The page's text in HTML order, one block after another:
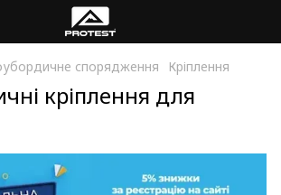
спорядження Кріплення
кріплення для